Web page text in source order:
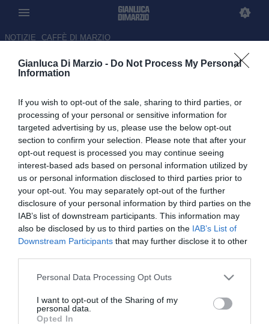
Gianluca Di Marzio - Do Not Process My Personal
Information
If you wish to opt-out of the sale, sharing to third parties, or
processing of your personal or sensitive information for
targeted advertising by us, please use the below opt-out
section to confirm your selection. Please note that after your
opt-out request is processed you may continue seeing
interest-based ads based on personal information utilized by
us or personal information disclosed to third parties prior to
your opt-out. You may separately opt-out of the further
disclosure of your personal information by third parties on the
IAB’s list of downstream participants. This information may
also be disclosed by us to third parties on the IAB’s List of
Downstream Participants that may further disclose it to other
Personal Data Processing Opt Outs
I want to opt-out of the Sharing of my
personal data.
Opted In
NOTIZIE CAFFÈ DI MARZIO
Paratici gioca d'anticipo, nasce
sul mercato ha una forza
diversa
06.07.2026 09:11 di Gianluca Di Marzio
È tornata la Fiorentina sulle ali di Fabio Paratici: da Viery a
Dragusin, con un occhio anche ad altri colpi: il punto su Caffè di
Marzio